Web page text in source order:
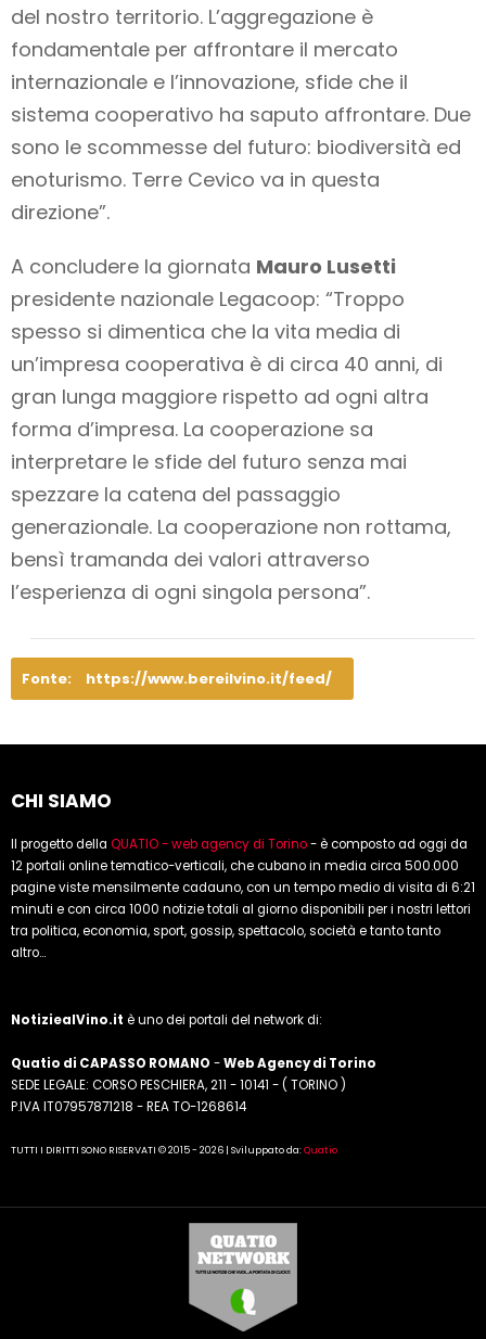
del nostro territorio. L’aggregazione è
fondamentale per affrontare il mercato
internazionale e l’innovazione, sfide che il
sistema cooperativo ha saputo affrontare. Due
sono le scommesse del futuro: biodiversità ed
enoturismo. Terre Cevico va in questa
direzione”.
A concludere la giornata Mauro Lusetti
presidente nazionale Legacoop: “Troppo
spesso si dimentica che la vita media di
un’impresa cooperativa è di circa 40 anni, di
gran lunga maggiore rispetto ad ogni altra
forma d’impresa. La cooperazione sa
interpretare le sfide del futuro senza mai
spezzare la catena del passaggio
generazionale. La cooperazione non rottama,
bensì tramanda dei valori attraverso
l’esperienza di ogni singola persona”.
Fonte: https://www.bereilvino.it/feed/
CHI SIAMO
Il progetto della QUATIO - web agency di Torino- è composto ad oggi da
12 portali online tematico-verticali, che cubano in media circa 500.000
pagine viste mensilmente cadauno, con un tempo medio di visita di 6:21
minuti e con circa 1000 notizie totali al giorno disponibili per i nostri lettori
tra politica, economia, sport, gossip, spettacolo, società e tanto tanto
altro...
NotiziealVino.it è uno dei portali del network di:
Quatio di CAPASSO ROMANO -Web Agency di Torino
SEDE LEGALE: CORSO PESCHIERA, 211 - 10141 - ( TORINO )
P.IVA IT07957871218 - REA TO-1268614
TUTTI I DIRITTI SONO RISERVATI © 2015 - 2026 | Sviluppato da:Quatio